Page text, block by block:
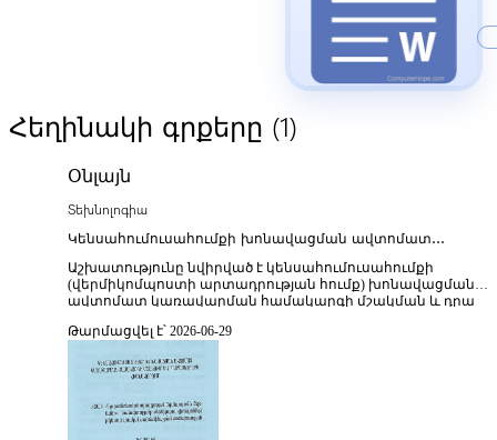
Հեղինակի գրքերը (1)
Օնլայն
Տեխնոլոգիա
Կենսահումուսահումքի խոնավացման ավտոմատ
հիմնավորում
Աշխատությունը նվիրված է կենսահումուսահումքի
(վերմիկոմպոստի արտադրության հումք) խոնավացման
ավտոմատ կառավարման համակարգի մշակման և դրա
հիմնավորման խնդիրների համակողմանի
գործընթացի կայունության և արդյունավետության
ապահովման ինժեներական լուծումները։ Վերլուծվում են
խոնավության օպտիմալ ռեժիմների պահպանման
պահանջները, սենսորային վերահսկման համակարգերի
կիրառությունը, ինչպես նաև կառավարման ալգորիթմների
Թարմացվել է՝ 2026-06-29